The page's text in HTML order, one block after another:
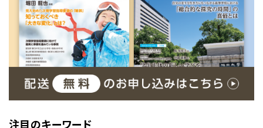
注目のキーワード